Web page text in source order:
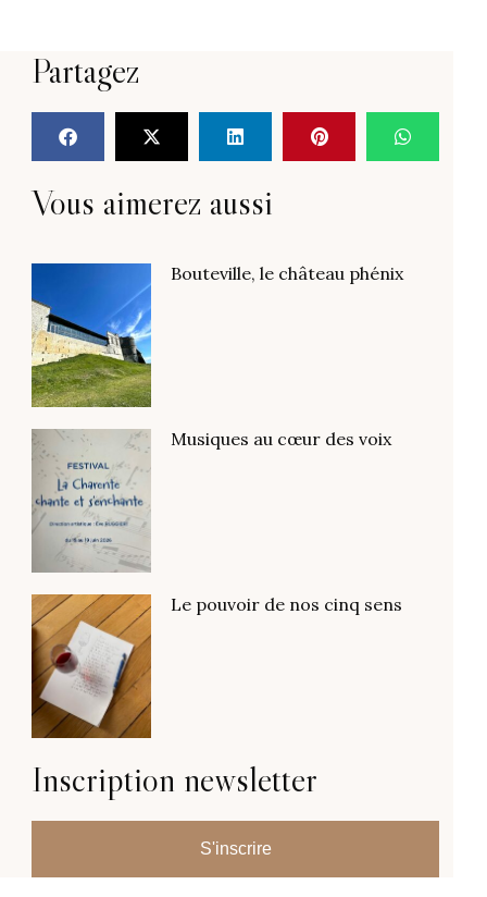
Partagez
Vous aimerez aussi
Bouteville, le château phénix
Musiques au cœur des voix
Le pouvoir de nos cinq sens
Inscription newsletter
S'inscrire